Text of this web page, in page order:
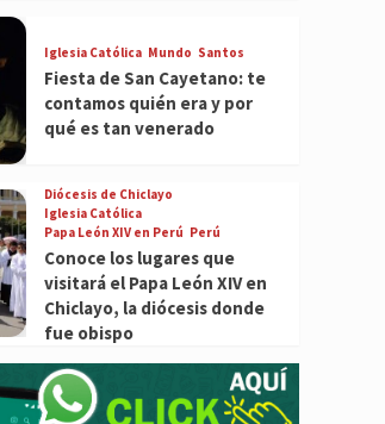
Iglesia Católica Mundo Santos
Fiesta de San Cayetano: te
contamos quién era y por
qué es tan venerado
Diócesis de Chiclayo
Iglesia Católica
Papa León XIV en Perú Perú
Conoce los lugares que
visitará el Papa León XIV en
Chiclayo, la diócesis donde
fue obispo